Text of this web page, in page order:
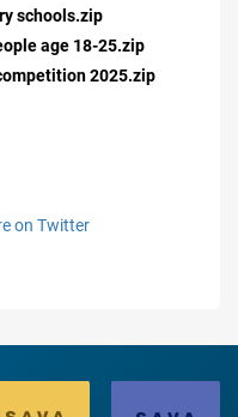
schools.zip
age 18-25.zip
2025.zip
on Twitter